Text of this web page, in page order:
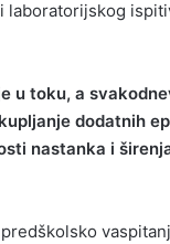
laboratorijskog
u toku, a
dodatnih
nastanka i